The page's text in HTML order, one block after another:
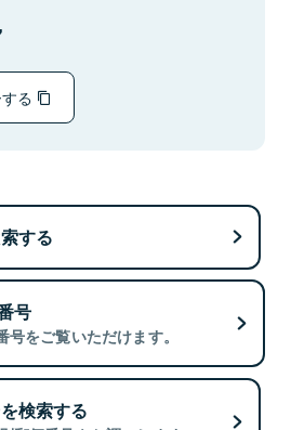
る
する
号
をご覧いただけます。
検索する